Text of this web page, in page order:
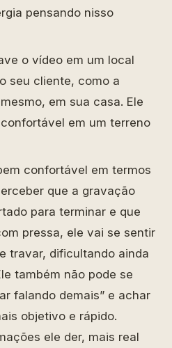
pensando nisso
o vídeo em um local
seu cliente, como a
em sua casa. Ele
em um terreno
confortável em termos
que a gravação
para terminar e que
pressa, ele vai se sentir
travar, dificultando ainda
também não pode se
falando demais” e achar
objetivo e rápido.
ele der, mais real